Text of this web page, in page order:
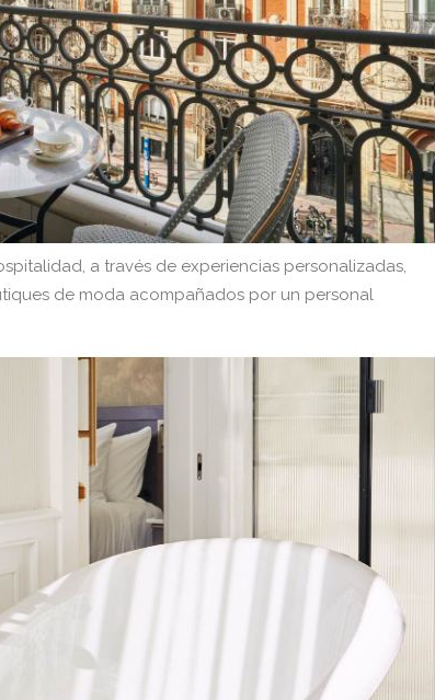
a través de experiencias personalizadas,
de moda acompañados por un personal